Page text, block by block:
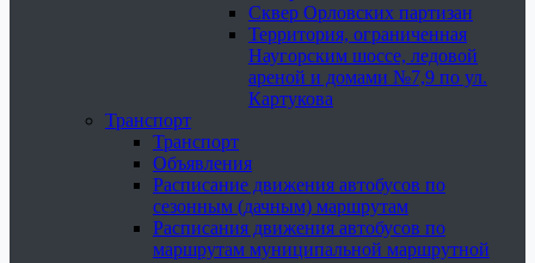
Сквер Орловских партизан
Территория, ограниченная
Наугорским шоссе, ледовой
ареной и домами №7,9 по ул.
Картукова
Транспорт
Транспорт
Объявления
Расписание движения автобусов по
сезонным (дачным) маршрутам
Расписания движения автобусов по
маршрутам муниципальной маршрутной